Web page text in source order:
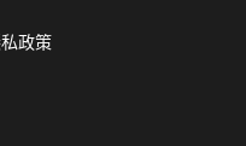
政策